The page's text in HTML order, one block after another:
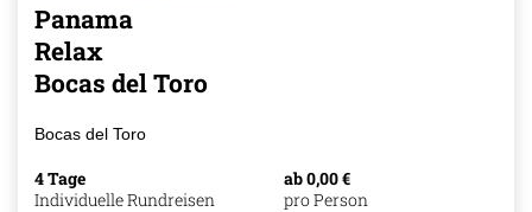
Panama
Relax
Bocas del Toro
Bocas del Toro
4 Tage
Individuelle Rundreisen
ab 0,00 €
pro Person